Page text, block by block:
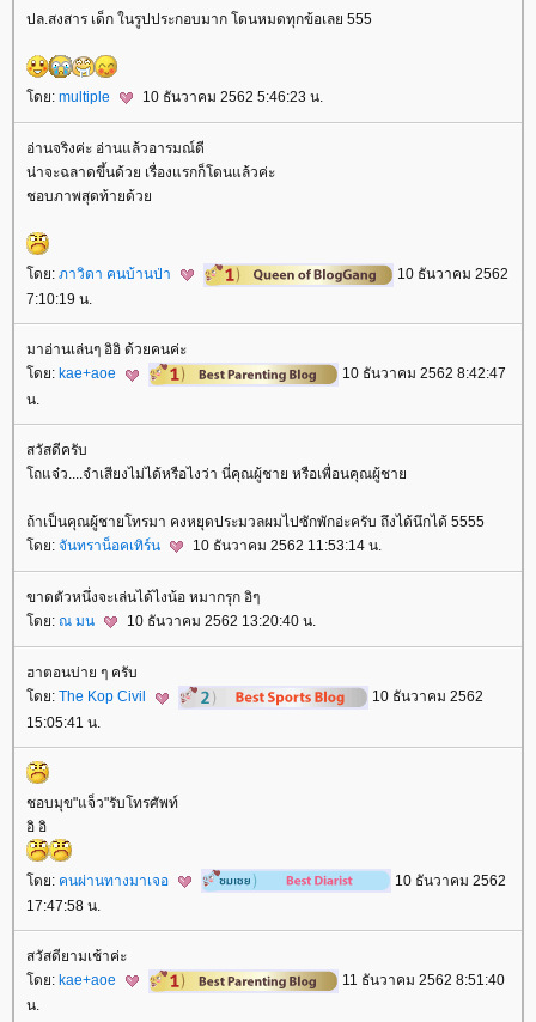
ปล.สงสาร เด็ก ในรูปประกอบมาก โดนหมดทุกข้อเลย 555
ดย: multiple 10 ธันวาคม 2562 5:46:23 น.
อ่านจริงค่ะ อ่านแล้วอารมณ์ดี
น่าจะฉลาดขึ้นด้วย เรื่องแรกก็โดนแล้วค่ะ
ชอบภาพสุดท้ายด้ว
ดย: ภาวิดา คนบ้านป่า
10 ธันวาคม 2562
7:10:19 น.
มาอ่านเล่นๆ อิอิ ด้วยคนค่ะ
ดย: kae+aoe
10 ธันวาคม 2562 8:42:47
น.
สวัสดีครับ
ถแจ๋ว....จำเสียงไม่ได้หรือไงว่า นี่คุณผู้ชาย หรือเพื่อนคุณผู้ชา
ถ้าเป็นคุณผู้ชายโทรมา คงหยุดประมวลผมไปซักพักอ่ะครับ ถึงได้นึกได้ 5555
ดย: จันทราน็อคเทิร์น 10 ธันวาคม 2562 11:53:14 น.
ขาดตัวหนึ่งจะเล่นได้ไงน้อ หมากรุก อิๆ
ดย: ณ มน 10 ธันวาคม 2562 13:20:40 น.
ฮาตอนบ่าย ๆ ครับ
ดย: The Kop Civil
10 ธันวาคม 2562
15:05:41 น.
ชอบมุข"แจ็ว"รับโทรศัพท์
อิ อิ
ดย: คนผ่านทางมาเจอ
10 ธันวาคม 2562
17:47:58 น.
สวัสดียามเช้าค่ะ
ดย: kae+aoe
11 ธันวาคม 2562 8:51:40
น.